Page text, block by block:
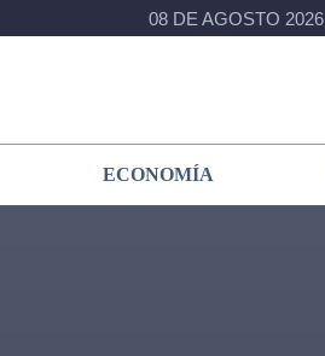
08 DE AGOSTO 2026
ECONOMÍA